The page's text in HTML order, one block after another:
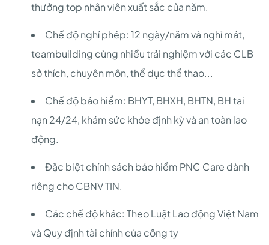
thưởng top nhân viên xuất sắc của năm.
Chế độ nghỉ phép: 12 ngày/năm và nghỉ mát,
teambuilding cùng nhiều trải nghiệm với các CLB
sở thích, chuyên môn, thể dục thể thao...
Chế độ bảo hiểm: BHYT, BHXH, BHTN, BH tai
nạn 24/24, khám sức khỏe định kỳ và an toàn lao
động.
Đặc biệt chính sách bảo hiểm PNC Care dành
riêng cho CBNV TIN.
Các chế độ khác: Theo Luật Lao động Việt Nam
và Quy định tài chính của công ty